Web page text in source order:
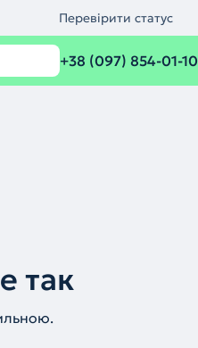
Перевірити статус
+38 (097) 854-01-10
так